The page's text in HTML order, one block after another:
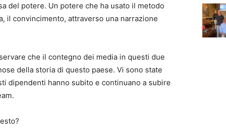
del potere. Un potere che ha usato il metodo
il convincimento, attraverso una narrazione
che il contegno dei media in questi due
della storia di questo paese. Vi sono state
dipendenti hanno subito e continuano a subire